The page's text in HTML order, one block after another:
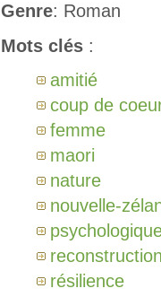
Genre: Roman
Mots clés :
amitié
coup de
femme
maori
nature
nouvelle-
résilience